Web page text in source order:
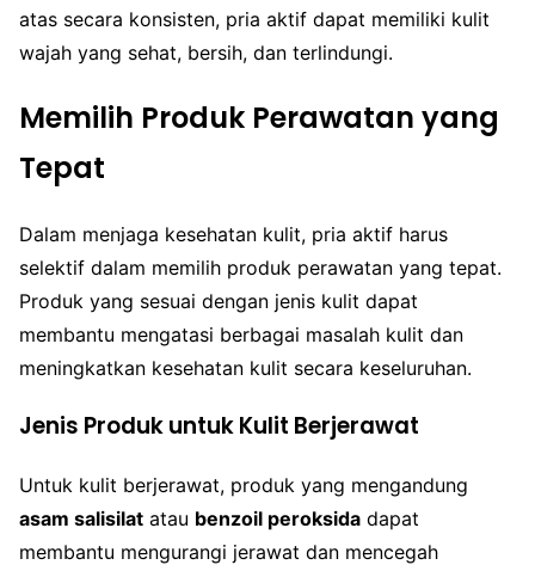
atas secara konsisten, pria aktif dapat memiliki kulit
wajah yang sehat, bersih, dan terlindungi.
Memilih Produk Perawatan yang
Tepat
Dalam menjaga kesehatan kulit, pria aktif harus
selektif dalam memilih produk perawatan yang tepat.
Produk yang sesuai dengan jenis kulit dapat
membantu mengatasi berbagai masalah kulit dan
meningkatkan kesehatan kulit secara keseluruhan.
Jenis Produk untuk Kulit Berjerawat
Untuk kulit berjerawat, produk yang mengandung
asam salisilat atau benzoil peroksida dapat
membantu mengurangi jerawat dan mencegah